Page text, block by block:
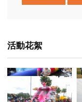
活動花絮